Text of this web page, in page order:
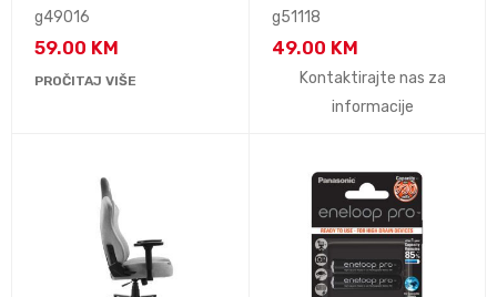
g49016
59.00 KM
PROČITAJ VIŠE
montaža na stol, (rotate,
9 kg
g51118
49.00 KM
Kontaktirajte nas za
informacije